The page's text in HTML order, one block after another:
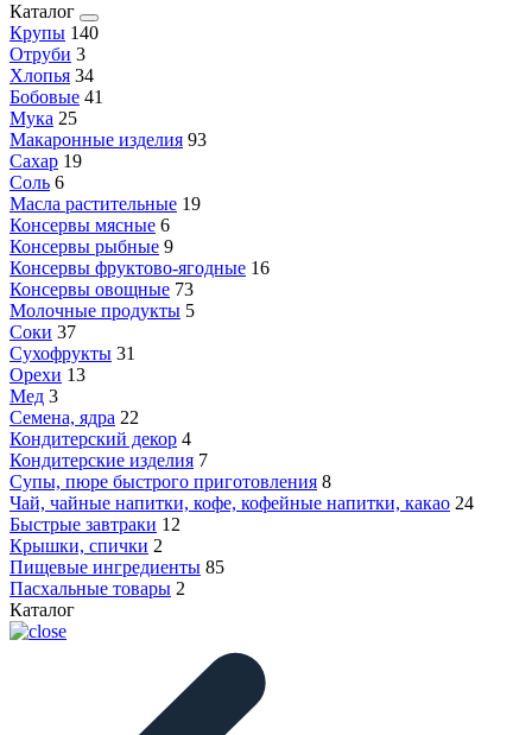
Каталог
Крупы 140
Отруби 3
Хлопья 34
Бобовые 41
Мука 25
Макаронные изделия 93
Сахар 19
Соль 6
Масла растительные 19
Консервы мясные 6
Консервы рыбные 9
Консервы фруктово-ягодные 16
Консервы овощные 73
Молочные продукты 5
Соки 37
Сухофрукты 31
Орехи 13
Мед 3
Семена, ядра 22
Кондитерский декор 4
Кондитерские изделия 7
Супы, пюре быстрого приготовления 8
Чай, чайные напитки, кофе, кофейные напитки, какао 24
Быстрые завтраки 12
Крышки, спички 2
Пищевые ингредиенты 85
Пасхальные товары 2
Каталог